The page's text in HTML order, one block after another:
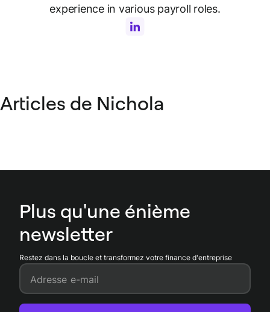
experience in various payroll roles.
Articles de Nichola
Plus qu'une énième
newsletter
Restez dans la boucle et transformez votre finance d'entreprise
Adresse e-mail